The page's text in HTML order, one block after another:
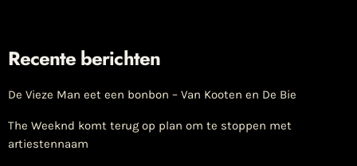
Recente berichten
De Vieze Man eet een bonbon – Van Kooten en De Bie
The Weeknd komt terug op plan om te stoppen met
artiestennaam